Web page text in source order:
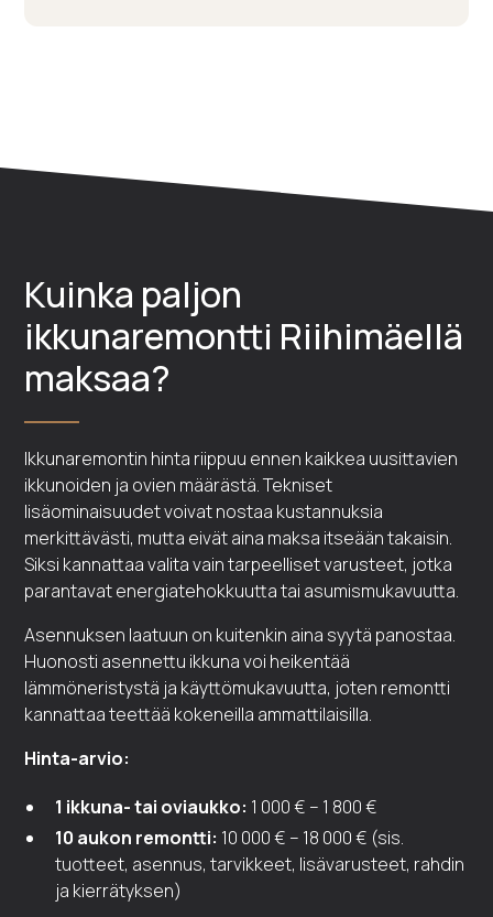
Kuinka paljon
ikkunaremontti Riihimäellä
maksaa?
Ikkunaremontin hinta riippuu ennen kaikkea uusittavien
ikkunoiden ja ovien määrästä. Tekniset
lisäominaisuudet voivat nostaa kustannuksia
merkittävästi, mutta eivät aina maksa itseään takaisin.
Siksi kannattaa valita vain tarpeelliset varusteet, jotka
parantavat energiatehokkuutta tai asumismukavuutta.
Asennuksen laatuun on kuitenkin aina syytä panostaa.
Huonosti asennettu ikkuna voi heikentää
lämmöneristystä ja käyttömukavuutta, joten remontti
kannattaa teettää kokeneilla ammattilaisilla.
Hinta-arvio:
1 ikkuna- tai oviaukko: 1 000 € – 1 800 €
10 aukon remontti: 10 000 € – 18 000 € (sis.
tuotteet, asennus, tarvikkeet, lisävarusteet, rahdin
ja kierrätyksen)